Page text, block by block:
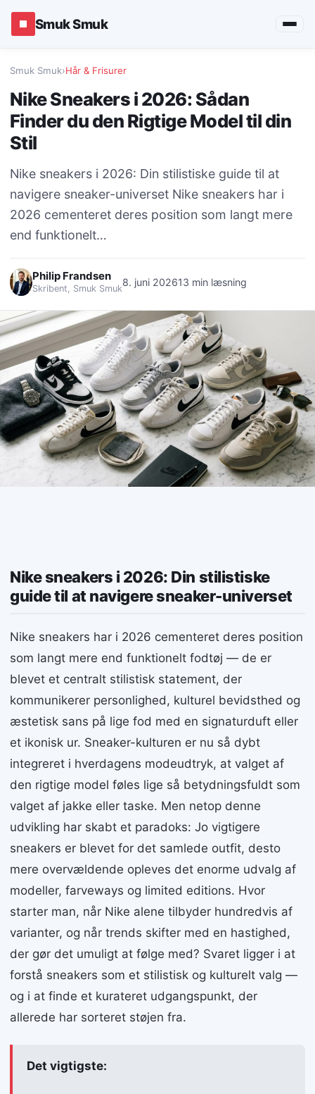
Smuk Smuk
Smuk Smuk›Hår & Frisurer
Nike Sneakers i 2026: Sådan
Finder du den Rigtige Model til din
Stil
Nike sneakers i 2026: Din stilistiske guide til at
navigere sneaker-universet Nike sneakers har i
2026 cementeret deres position som langt mere
end funktionelt…
Philip Frandsen
Skribent, Smuk Smuk
8. juni 202613 min læsning
Nike sneakers i 2026: Din stilistiske
guide til at navigere sneaker-universet
Nike sneakers har i 2026 cementeret deres position
som langt mere end funktionelt fodtøj — de er
blevet et centralt stilistisk statement, der
kommunikerer personlighed, kulturel bevidsthed og
æstetisk sans på lige fod med en signaturduft eller
et ikonisk ur. Sneaker-kulturen er nu så dybt
integreret i hverdagens modeudtryk, at valget af
den rigtige model føles lige så betydningsfuldt som
valget af jakke eller taske. Men netop denne
udvikling har skabt et paradoks: Jo vigtigere
sneakers er blevet for det samlede outfit, desto
mere overvældende opleves det enorme udvalg af
modeller, farveways og limited editions. Hvor
starter man, når Nike alene tilbyder hundredvis af
varianter, og når trends skifter med en hastighed,
der gør det umuligt at følge med? Svaret ligger i at
forstå sneakers som et stilistisk og kulturelt valg —
og i at finde et kurateret udgangspunkt, der
allerede har sorteret støjen fra.
Det vigtigste: